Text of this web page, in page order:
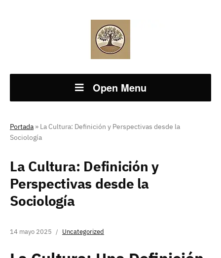
Open Menu
Portada » La Cultura: Definición y Perspectivas desde la
Sociología
La Cultura: Definición y
Perspectivas desde la
Sociología
14 mayo 2025 Uncategorized